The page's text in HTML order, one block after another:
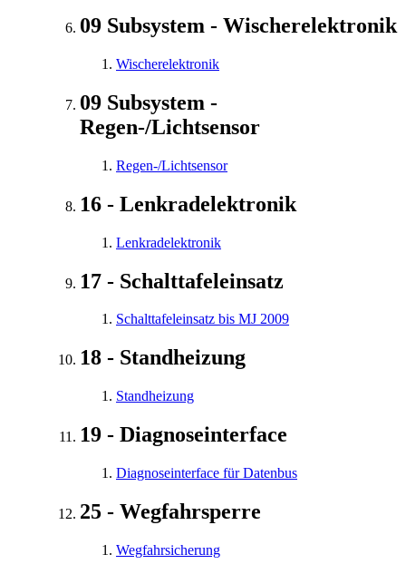
09 Subsystem - Wischerelektronik
Wischerelektronik
09 Subsystem -
Regen-/Lichtsensor
Regen-/Lichtsensor
16 - Lenkradelektronik
Lenkradelektronik
17 - Schalttafeleinsatz
Schalttafeleinsatz bis MJ 2009
18 - Standheizung
Standheizung
19 - Diagnoseinterface
Diagnoseinterface für Datenbus
25 - Wegfahrsperre
Wegfahrsicherung